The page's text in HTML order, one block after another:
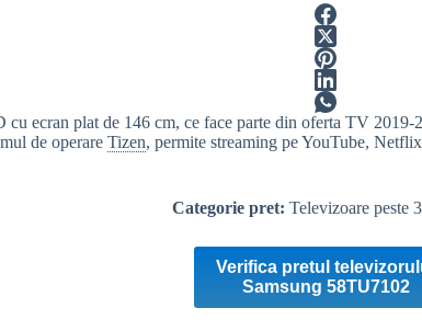
ecran plat de 146 cm, ce face parte din oferta TV
de operareTizen, permite streaming pe YouTube,
Categorie pret: Televizoare peste
Verifica pretul
Samsung 58TU7102